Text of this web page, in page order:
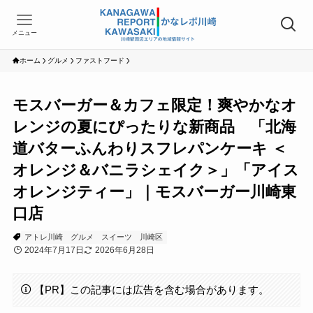
メニュー
ホーム グルメ ファストフード
モスバーガー＆カフェ限定！爽やかなオ
レンジの夏にぴったりな新商品 「北海
道バターふんわりスフレパンケーキ ＜
オレンジ＆バニラシェイク＞」「アイス
オレンジティー」｜モスバーガー川崎東
口店
アトレ川崎 グルメ スイーツ 川崎区
2024年7月17日 2026年6月28日
【PR】この記事には広告を含む場合があります。